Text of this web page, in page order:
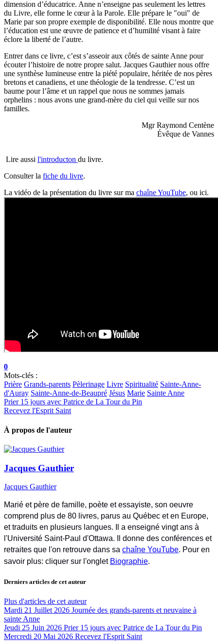
dimension d’éducatrice. Anne n’enseigne pas seulement les lettres
du Livre, elle forme le cœur à la Parole. Elle prépare le "oui" de
Marie par son propre exemple de disponibilité. Elle nous montre que
l’éducation est une œuvre de patience et d’humilité visant à faire
éclore la liberté de l’autre.
Entrer dans ce livre, c’est s’asseoir aux côtés de sainte Anne pour
écouter l’histoire de notre propre salut. Jacques Gauthier nous offre
une synthèse lumineuse entre la piété populaire, héritée de nos pères
bretons et canadiens, et une théologie de la tendresse. C’est un
baume pour l’âme et un rappel que nous ne sommes jamais
orphelins : nous avons une grand-mère du ciel qui veille sur nos
familles.
Mgr Raymond Centène
Évêque de Vannes
Lire aussi l'introducton du livre.
Consulter la fiche du livre.
La vidéo de la présentation du livre sur ma chaîne YouTube, ou ici.
0
Mots-clés :
Prière Grands-parents Pèlerinage Livre Spiritualité Sainte-Anne-
d'Auray Sainte-Anne-de-Beaupré Jésus Marie Sainte Anne
Prier 15 jours avec Patrice de La Tour du Pin
Recevez l'Esprit Saint
À propos de l'auteur
Jacques Gauthier
Jacques Gauthier
Marié et père de famille, poète et essayiste, son oeuvre
comprend plus de 80 livres, parus au Québec et en Europe,
et traduits en plusieurs langues. Il a enseigné vingt ans à
l'Université Saint-Paul d'Ottawa. Il donne des conférences et
retraites que l'on retrouve dans sa chaîne YouTube. Pour en
savoir plus: cliquer sur l'onglet Biographie.
Derniers articles de cet auteur
Plus d'articles de cet auteur
Mardi 21 Juillet 2026 Journée des grands-parents et neuvaine à
sainte Anne
Jeudi 25 Juin 2026 Prier 15 jours avec Patrice de La Tour du Pin
Mercredi 20 Mai 2026 Recevez l'Esprit Saint